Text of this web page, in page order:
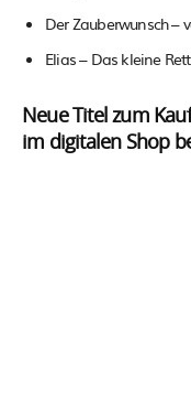
Der Zauberwunsch –
Elias – Das kleine
Neue Titel zum
im digitalen Shop